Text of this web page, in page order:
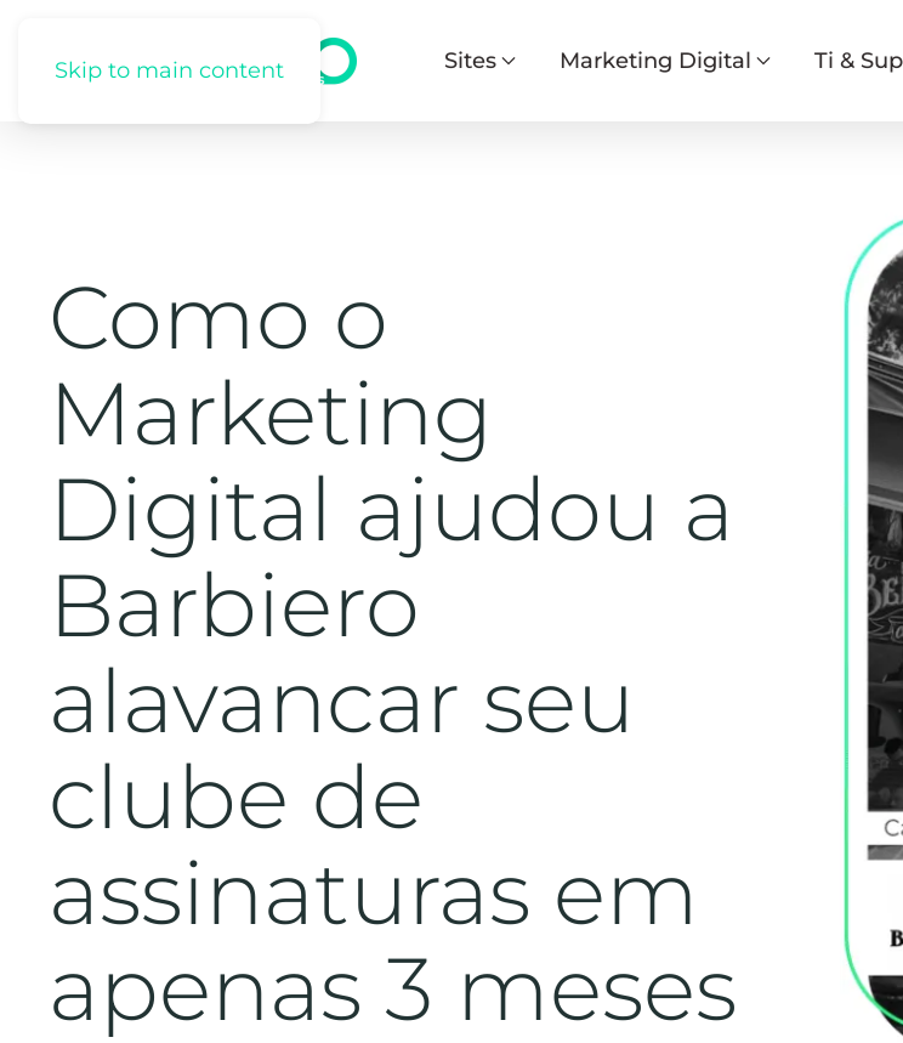
Skip to main content Sites Marketing Digital Ti &
Como o
Marketing
Digital ajudou a
Barbiero
alavancar seu
clube de
assinaturas em
apenas 3 meses